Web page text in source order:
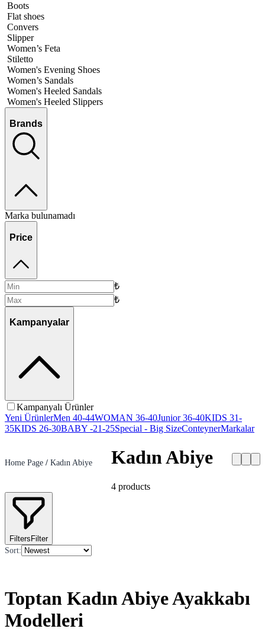
Boots
Flat shoes
Convers
Slipper
Women’s Feta
Stiletto
Women's Evening Shoes
Women’s Sandals
Women's Heeled Sandals
Women's Heeled Slippers
Brands
Marka bulunamadı
Price
₺
₺
Kampanyalar
Kampanyalı Ürünler
Yeni ÜrünlerMen 40-44WOMAN 36-40Junior 36-40KIDS 31-
35KIDS 26-30BABY -21-25Special - Big SizeConteynerMarkalar
Home Page / Kadın Abiye Kadın Abiye
4 products
FiltersFilter
Sort:
Toptan Kadın Abiye Ayakkabı
Modelleri